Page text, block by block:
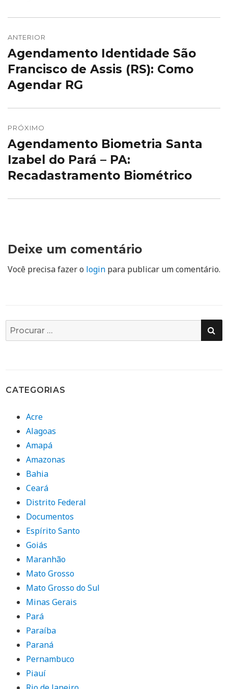
de
Post
ANTERIOR
Post
anterior:
Agendamento Identidade São
Francisco de Assis (RS): Como
Agendar RG
PRÓXIMO
Próximo
post:
Agendamento Biometria Santa
Izabel do Pará – PA:
Recadastramento Biométrico
Deixe um comentário
Você precisa fazer o login para publicar um comentário.
Busca
por:
CATEGORIAS
Acre
Alagoas
Amapá
Amazonas
Bahia
Ceará
Distrito Federal
Documentos
Espírito Santo
Goiás
Maranhão
Mato Grosso
Mato Grosso do Sul
Minas Gerais
Pará
Paraíba
Paraná
Pernambuco
Piauí